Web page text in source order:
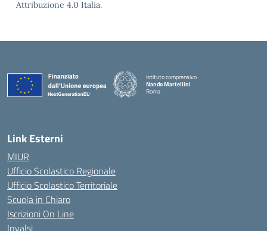
Attribuzione 4.0 Italia.
Istituto comprensivo
Nando Martellini
Roma
Link Esterni
MIUR
Ufficio Scolastico Regionale
Ufficio Scolastico Territoriale
Scuola in Chiaro
Iscrizioni On Line
Invalsi